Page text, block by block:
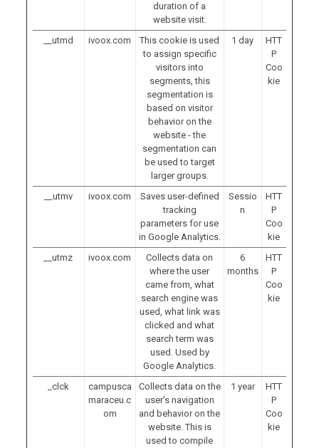
duration of a
website visit.
__utmd ivoox.com
This cookie is used
to assign specific
visitors into
segments, this
segmentation is
based on visitor
behavior on the
website - the
segmentation can
be used to target
larger groups.
1 day
HTT
P
Coo
kie
__utmv ivoox.com
Saves user-defined
tracking
parameters for use
in Google Analytics.
Sessio
n
HTT
P
Coo
kie
__utmz
ivoox.com
Collects data on
where the user
came from, what
search engine was
used, what link was
clicked and what
search term was
used. Used by
Google Analytics.
6
months
HTT
P
Coo
kie
_clck
campusca
maraceu.c
om
Collects data on the
user’s navigation
and behavior on the
website. This is
used to compile
1 year
HTT
P
Coo
kie